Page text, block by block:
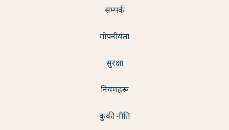
सम्पर्क
गोपनीयता
सुरक्षा
नियमहरू
कुकी नीति